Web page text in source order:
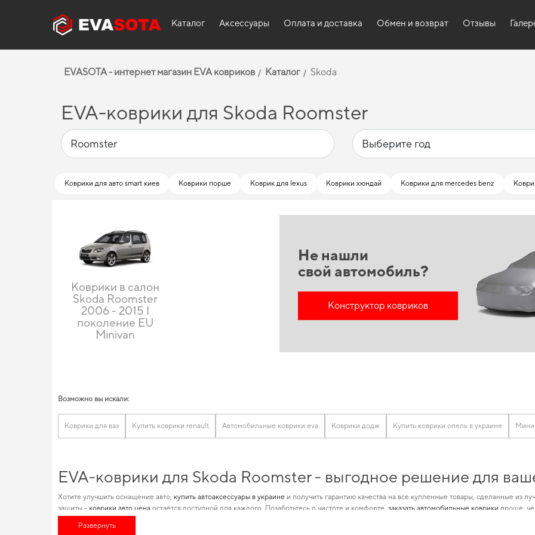
Каталог Аксессуары Оплата и доставка Обмен и возврат Отзывы
EVASOTA - интернет магазин EVA ковриков Каталог Skoda
EVA-коврики для Skoda Roomster
Коврики для авто smart киев Коврики порше Коврик для lexus Коврики хюндай Коврики для mercedes benz
Коврики в салон
Skoda Roomster
2006 - 2015 I
поколение EU
Minivan
Не нашли
свой автомобиль?
Конструктор ковриков
Возможно вы искали:
Коврики для ваз Купить коврики renault Автомобильные коврики eva Коврики додж Купить коврики опель в украине Мини
EVA-коврики для Skoda Roomster - выгодное решение для
Хотите улучшить оснащение авто, купить автоаксессуары в украине и получить гарантию качества на все купленные товары, сделанные из
защиты - коврики авто цена остаётся доступной для каждого. Позаботьтесь о чистоте и комфорте, заказать автомобильные коврики проще,
для машины,
аксессуары для автомобилиста
Развернуть